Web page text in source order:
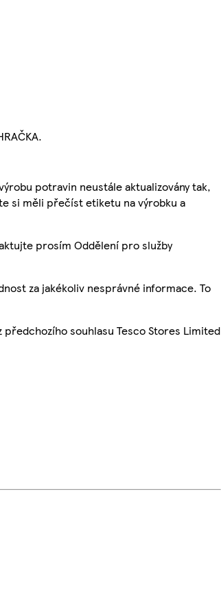
potravin neustále aktualizovány tak,
si měli přečíst etiketu na výrobku a
prosím Oddělení pro služby
za jakékoliv nesprávné informace. To
souhlasu Tesco Stores Limited